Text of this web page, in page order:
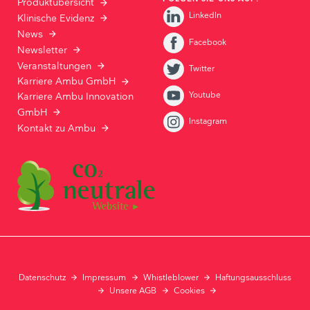
Produktübersicht
Klinische Evidenz
News
Newsletter
Veranstaltungen
Karriere Ambu GmbH
Karriere Ambu Innovation
GmbH
Kontakt zu Ambu
LinkedIn
Facebook
Twitter
Youtube
Instagram
Datenschutz Impressum Whistleblower
Haftungsausschluss
Unsere AGB
Cookies